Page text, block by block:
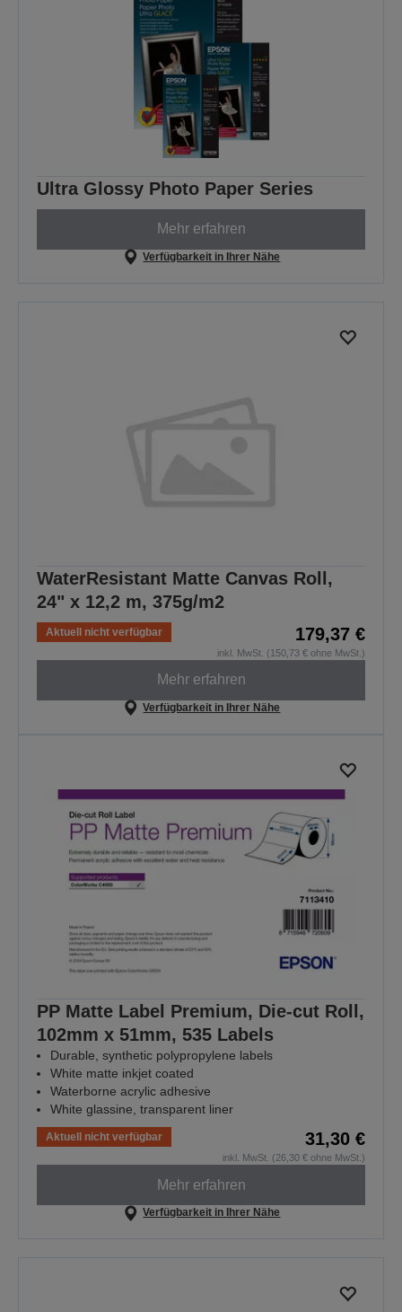
Ultra Glossy Photo Paper Series
Mehr erfahren
Verfügbarkeit in Ihrer Nähe
WaterResistant Matte Canvas Roll,
24" x 12,2 m, 375g/m2
Aktuell nicht verfügbar 179,37 €
inkl. MwSt. (150,73 € ohne MwSt.)
Mehr erfahren
Verfügbarkeit in Ihrer Nähe
PP Matte Label Premium, Die-cut Roll,
102mm x 51mm, 535 Labels
Durable, synthetic polypropylene labels
White matte inkjet coated
Waterborne acrylic adhesive
White glassine, transparent liner
Aktuell nicht verfügbar 31,30 €
inkl. MwSt. (26,30 € ohne MwSt.)
Mehr erfahren
Verfügbarkeit in Ihrer Nähe